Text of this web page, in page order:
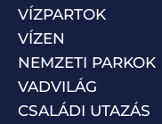
VÍZPARTOK
VÍZEN
NEMZETI PARKOK
VADVILÁG
CSALÁDI UTAZÁS